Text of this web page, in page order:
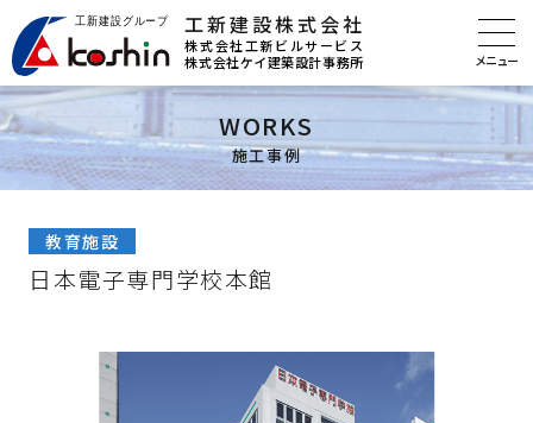
工新建設株式会社
株式会社工新ビルサービス
株式会社ケイ建築設計事務所
WORKS
施工事例
教育施設
日本電子専門学校本館